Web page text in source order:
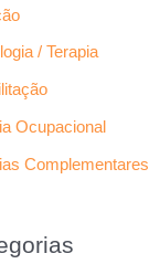
/ Terapia
Ocupacional
Complementares